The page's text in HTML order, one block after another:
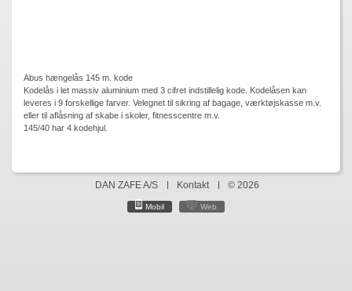
Abus hængelås 145 m. kode
Kodelås i let massiv aluminium med 3 cifret indstillelig kode. Kodelåsen kan
leveres i 9 forskellige farver. Velegnet til sikring af bagage, værktøjskasse m.v.
eller til aflåsning af skabe i skoler, fitnesscentre m.v.
145/40 har 4 kodehjul.
DAN ZAFE A/S Kontakt © 2026
Mobil Web